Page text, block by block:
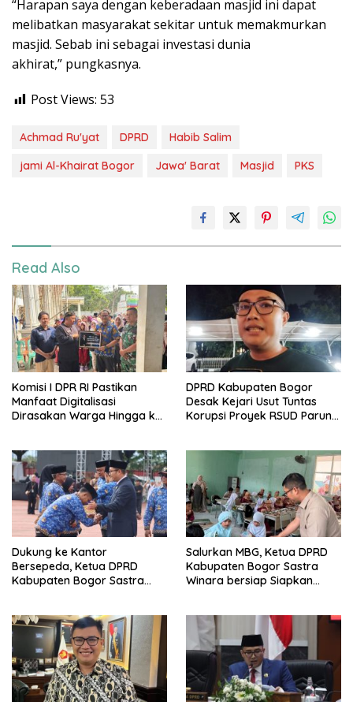
“Harapan saya dengan keberadaan masjid ini dapat
melibatkan masyarakat sekitar untuk memakmurkan
masjid. Sebab ini sebagai investasi dunia
akhirat,” pungkasnya.
Post Views: 53
Achmad Ru'yat DPRD
Habib Salim
jami Al-Khairat Bogor
Jawa' Barat Masjid PKS
Read Also
Komisi I DPR RI Pastikan
Manfaat Digitalisasi
Dirasakan Warga Hingga ke
DPRD Kabupaten Bogor
Desak Kejari Usut Tuntas
Korupsi Proyek RSUD Parung,
Dukung ke Kantor
Bersepeda, Ketua DPRD
Kabupaten Bogor Sastra
Salurkan MBG, Ketua DPRD
Kabupaten Bogor Sastra
Winara bersiap Siapkan